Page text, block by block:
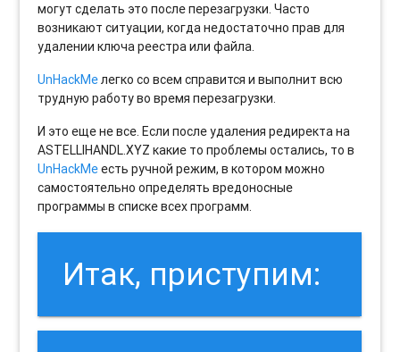
могут сделать это после перезагрузки. Часто
возникают ситуации, когда недостаточно прав для
удалении ключа реестра или файла.
UnHackMeлегко со всем справится и выполнит всю
трудную работу во время перезагрузки.
И это еще не все. Если после удаления редиректа на
ASTELLIHANDL.XYZ какие то проблемы остались, то в
UnHackMeесть ручной режим, в котором можно
самостоятельно определять вредоносные
программы в списке всех программ.
Итак, приступим: